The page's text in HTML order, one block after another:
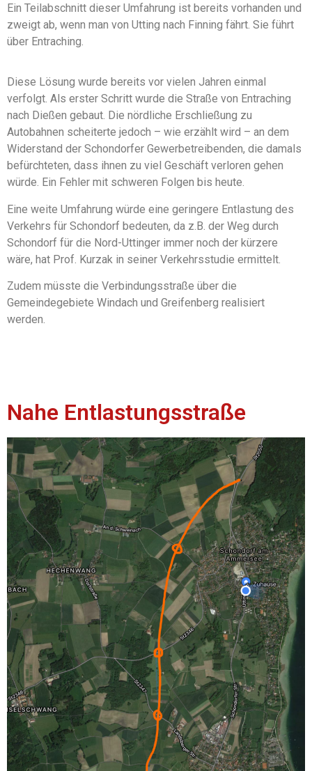
Ein Teilabschnitt dieser Umfahrung ist bereits vorhanden und
zweigt ab, wenn man von Utting nach Finning fährt. Sie führt
über Entraching.
Diese Lösung wurde bereits vor vielen Jahren einmal
verfolgt. Als erster Schritt wurde die Straße von Entraching
nach Dießen gebaut. Die nördliche Erschließung zu
Autobahnen scheiterte jedoch – wie erzählt wird – an dem
Widerstand der Schondorfer Gewerbetreibenden, die damals
befürchteten, dass ihnen zu viel Geschäft verloren gehen
würde. Ein Fehler mit schweren Folgen bis heute.
Eine weite Umfahrung würde eine geringere Entlastung des
Verkehrs für Schondorf bedeuten, da z.B. der Weg durch
Schondorf für die Nord-Uttinger immer noch der kürzere
wäre, hat Prof. Kurzak in seiner Verkehrsstudie ermittelt.
Zudem müsste die Verbindungsstraße über die
Gemeindegebiete Windach und Greifenberg realisiert
werden.
Nahe Entlastungsstraße